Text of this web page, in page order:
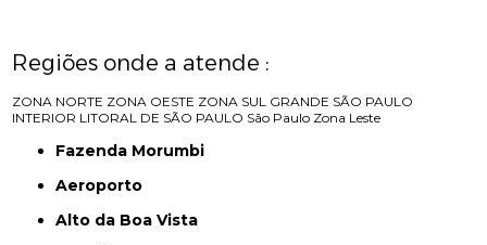
Regiões onde a atende :
ZONA NORTE ZONA OESTE ZONA SUL GRANDE SÃO PAULO
INTERIOR LITORAL DE SÃO PAULO São Paulo Zona Leste
Fazenda Morumbi
Aeroporto
Alto da Boa Vista